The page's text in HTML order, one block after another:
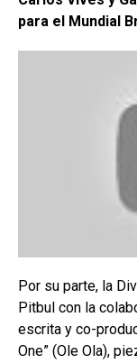
para el Mundial
Por su parte, la
Pitbul con la
escrita y co-
One” (Ole Ola),